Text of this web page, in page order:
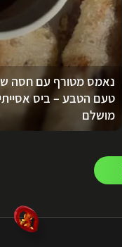
נאמס מטורף עם חסה
טעם הטבע – ביס
מושלם